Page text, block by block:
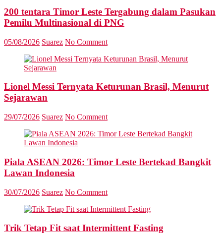
200 tentara Timor Leste Tergabung dalam Pasukan
Pemilu Multinasional di PNG
05/08/2026 Suarez No Comment
Lionel Messi Ternyata Keturunan Brasil, Menurut
Sejarawan
29/07/2026 Suarez No Comment
Piala ASEAN 2026: Timor Leste Bertekad Bangkit
Lawan Indonesia
30/07/2026 Suarez No Comment
Trik Tetap Fit saat Intermittent Fasting